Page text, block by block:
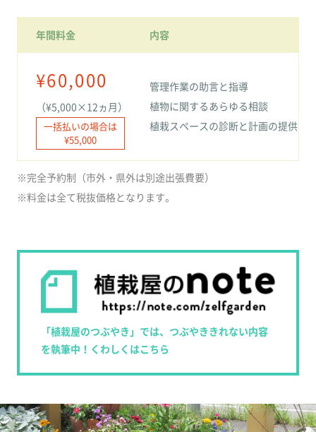
年間料金 内容
¥60,000
（¥5,000×12ヵ月）
一括払いの場合は
¥55,000
管理作業の助言と指導
植物に関するあらゆる相談
植栽スペースの診断と計画の提供
※完全予約制（市外・県外は別途出張費要）
※料金は全て税抜価格となります。
「植栽屋のつぶやき」では、つぶやききれない内容
を執筆中！くわしくはこちら